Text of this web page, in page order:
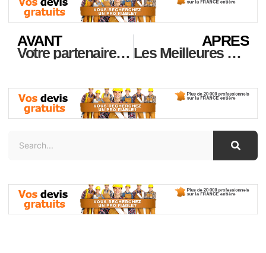
AVANT
Votre partenaire pour la rénovation tous corps d’état
APRES
Les Meilleures Solutions de Rénovation à Paris 75009 avec ASM Multiservices